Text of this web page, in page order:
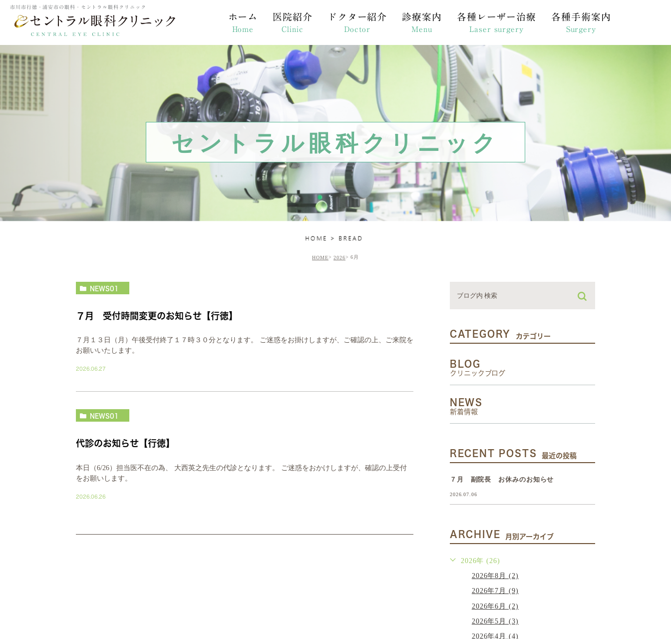
市川市行徳・浦安市の眼科・セントラル眼科クリニック
ホーム
Home
医院紹介
Clinic
当院の特徴
機材紹介
アクセス、診療時間
医院紹介（PDF）
ドクター紹介
Doctor
診療案内
Menu
診療案内
初診の流れ
目の病気（症状別）
コンタクトレンズ
各種レーザー治療
Laser surgery
網膜光凝固術
マイクロパルス閾値下凝固
選択的レーザー線維柱帯形成術
レーザー虹彩切開術
YAGレーザー後嚢切開術
各種手術案内
Surgery
硝子体手術
セントラル眼科クリニック
HOME 2026 6月
NEWS01
７月 受付時間変更のお知らせ【行徳】
７月１３日（月）午後受付終了１７時３０分となります。 ご迷惑をお掛けしますが、ご確認の上、ご来院を
お願いいたします。
2026.06.27
NEWS01
代診のお知らせ【行徳】
本日（6/26）担当医不在の為、 大西英之先生の代診となります。 ご迷惑をおかけしますが、確認の上受付
をお願いします。
2026.06.26
CATEGORY カテゴリー
BLOG
クリニックブログ
NEWS
新着情報
RECENT POSTS 最近の投稿
７月 副院長 お休みのお知らせ
2026.07.06
ARCHIVE 月別アーカイブ
2026年 (26)
2026年8月 (2)
2026年7月 (9)
2026年6月 (2)
2026年5月 (3)
2026年4月 (4)